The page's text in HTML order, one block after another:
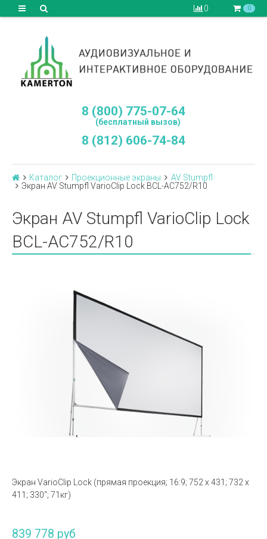
0 0
8 (800) 775-07-64
(бесплатный вызов)
8 (812) 606-74-84
Каталог Проекционные экраны
AV Stumpfl
Экран AV Stumpfl VarioClip Lock BCL-AC752/R10
Экран AV Stumpfl VarioClip Lock
BCL-AC752/R10
Экран VarioClip Lock (прямая проекция; 16:9; 752 x 431; 732 x
411; 330“; 71кг)
839 778 руб